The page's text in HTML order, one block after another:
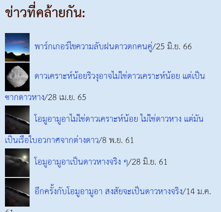
ข่าวที่คล้ายกัน:
พาร์กเกอร์ไขความลับฝนดาวตกคนคู่/25 มิ.ย. 66
ดาวเคราะห์น้อยริวงุอาจไม่ใช่ดาวเคราะห์น้อย แต่เป็น
ซากดาวหาง/28 เม.ย. 65
โอมูอามูอาไม่ใช่ดาวเคราะห์น้อย ไม่ใช่ดาวหาง แต่มัน
เป็นเรือใบอวกาศจากต่างดาว/8 พ.ย. 61
โอมูอามูอาเป็นดาวหางจริง ๆ/28 มิ.ย. 61
อีกครั้งกับโอมูอามูอา สงสัยจะเป็นดาวหางจริง/14 ม.ค.